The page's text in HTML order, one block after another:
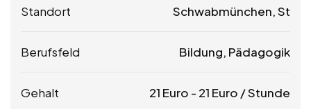
Standort Schwabmünchen, St
Berufsfeld Bildung, Pädagogik
Gehalt 21 Euro - 21 Euro / Stunde